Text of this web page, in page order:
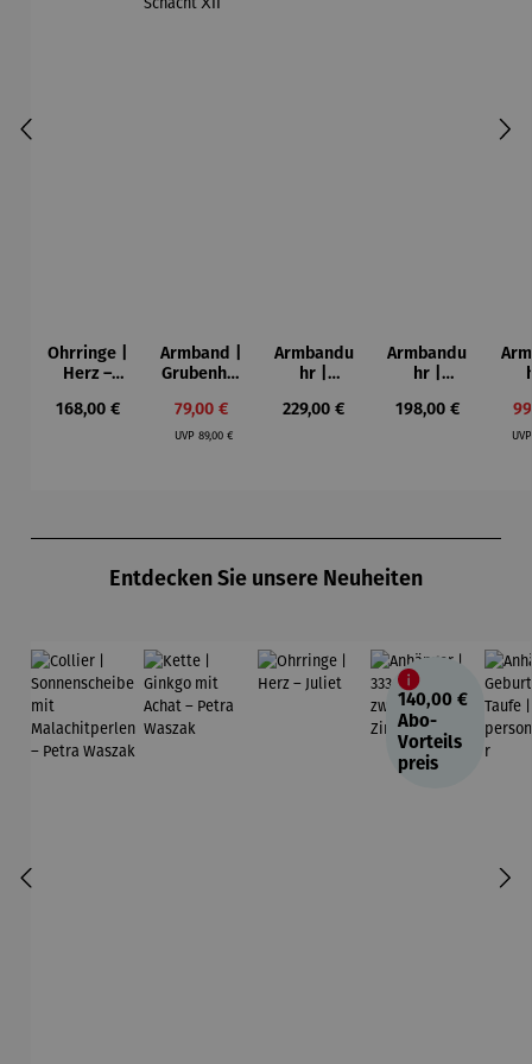
Ohrringe |
Herz –
Regulärer Preis:
168,00 €
Armband |
Grubenhol
Welterbe
Zollverein
Verkaufspreis:
79,00 €
UVP Regulärer Preis:
89,00 €
Armbandu
hr |
–
Regulärer Preis:
229,00 €
Armbandu
hr |
Mondrian
Regulärer Preis:
198,00 €
Entdecken Sie unsere Neuheiten
140,00 €
Abo-
Vorteils
preis